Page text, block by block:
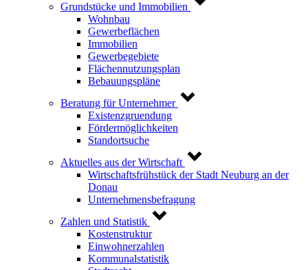
Grundstücke und Immobilien
Wohnbau
Gewerbeflächen
Immobilien
Gewerbegebiete
Flächennutzungsplan
Bebauungspläne
Beratung für Unternehmer
Existenzgruendung
Fördermöglichkeiten
Standortsuche
Aktuelles aus der Wirtschaft
Wirtschaftsfrühstück der Stadt Neuburg an der
Donau
Unternehmensbefragung
Zahlen und Statistik
Kostenstruktur
Einwohnerzahlen
Kommunalstatistik